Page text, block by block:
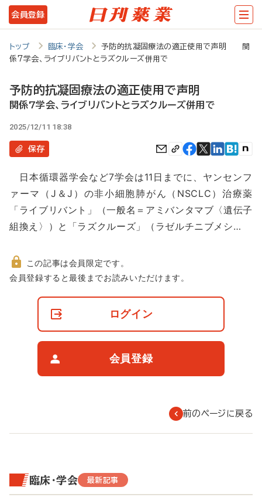
メ
イ
テ
ツ
に
会員登録
トップ 臨床・学会
予防的抗凝固療法の適正使用で声明 関
係7学会、ライブリバントとラズクルーズ併用で
予防的抗凝固療法の適正使用で声明
関係7学会、ライブリバントとラズクルーズ併用で
2025/12/11 18:38
保存
日本循環器学会など7学会は11日までに、ヤンセンフ
ァーマ（J＆J）の非小細胞肺がん（NSCLC）治療薬
「ライブリバント」（一般名＝アミバンタマブ〈遺伝子
組換え〉）と「ラズクルーズ」（ラゼルチニブメシ…
非
この記事は会員限定です。
会員登録すると最後までお読みいただけます。
ログイン
会員登録
前のページに戻る
臨床・学会 最新記事